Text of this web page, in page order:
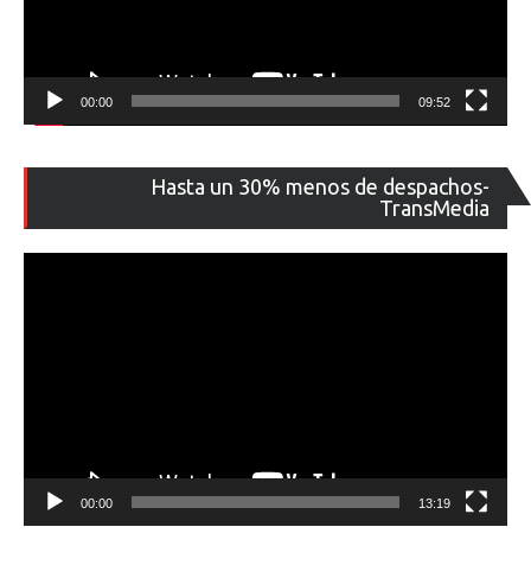
00:00 09:52
Hasta un 30% menos de despachos-
TransMedia
de
00:00 13:19